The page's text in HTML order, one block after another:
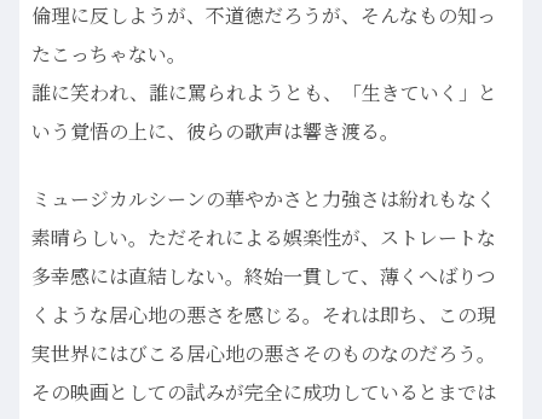
倫理に反しようが、不道徳だろうが、そんなもの知っ
たこっちゃない。
誰に笑われ、誰に罵られようとも、「生きていく」と
いう覚悟の上に、彼らの歌声は響き渡る。
ミュージカルシーンの華やかさと力強さは紛れもなく
素晴らしい。ただそれによる娯楽性が、ストレートな
多幸感には直結しない。終始一貫して、薄くへばりつ
くような居心地の悪さを感じる。それは即ち、この現
実世界にはびこる居心地の悪さそのものなのだろう。
その映画としての試みが完全に成功しているとまでは